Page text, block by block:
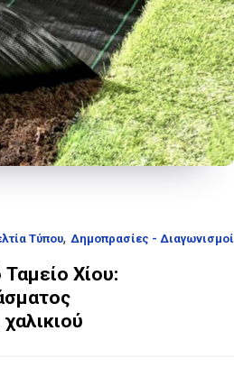
Τύπου, Δημοπρασίες - Διαγωνισμοί
Χίου: